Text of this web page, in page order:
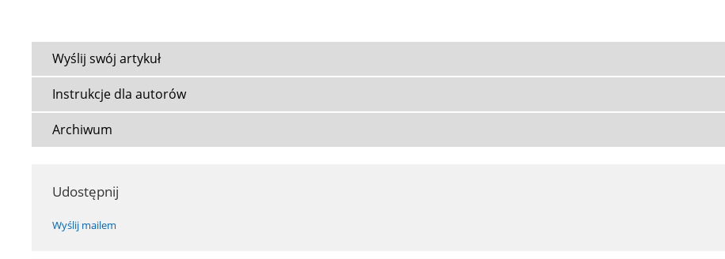
Wyślij swój artykuł
Instrukcje dla autorów
Archiwum
Udostępnij
Wyślij mailem